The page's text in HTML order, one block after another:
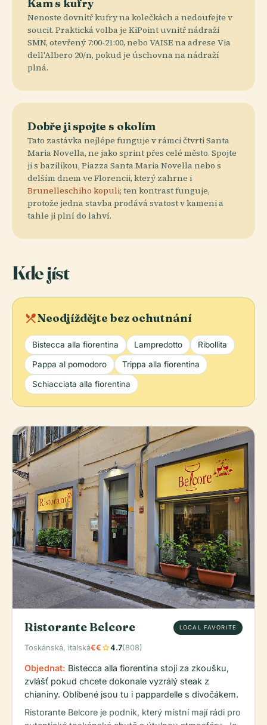
Kam s kufry
Nenoste dovnitř kufry na kolečkách a nedoufejte v
soucit. Praktická volba je KiPoint uvnitř nádraží
SMN, otevřený 7:00-21:00, nebo VAISE na adrese Via
dell'Albero 20/n, pokud je úschovna na nádraží
plná.
Dobře ji spojte s okolím
Tato zastávka nejlépe funguje v rámci čtvrti Santa
Maria Novella, ne jako sprint přes celé město. Spojte
ji s bazilikou, Piazza Santa Maria Novella nebo s
delším dnem ve Florencii, který zahrne i
Brunelleschiho kopuli; ten kontrast funguje,
protože jedna stavba prodává svatost v kameni a
tahle ji plní do lahví.
Kde jíst
local_diningNeodjíždějte bez ochutnání
Bistecca alla fiorentina Lampredotto Ribollita
Pappa al pomodoro Trippa alla fiorentina
Schiacciata alla fiorentina
Ristorante Belcore LOCAL FAVORITE
Toskánská, italská€€star4.7(808)
Objednat: Bistecca alla fiorentina stojí za zkoušku,
zvlášť pokud chcete dokonale vyzrálý steak z
chianiny. Oblíbené jsou tu i pappardelle s divočákem.
Ristorante Belcore je podnik, který místní mají rádi pro